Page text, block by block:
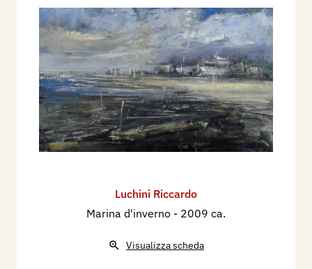
Luchini Riccardo
Marina d'inverno - 2009 ca.
Visualizza scheda